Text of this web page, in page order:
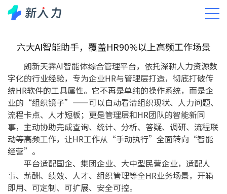
产品AIDHR
六大AI智能助手，覆盖HR90%以上高频工作场景
朗新天霁AI智能体综合管理平台，依托深耕人力资源数
字化的行业经验，专为企业HR与管理层打造，彻底打破传
统HR软件的工具属性。它不再是单纯的操作系统，而是企
业的“组织镜子”——可以自动看清组织现状、人力问题、
流程卡点、人才短板；更是管理层和HR团队的智能新同
事，主动协助完成查询、统计、分析、答疑、调研、流程联
动等高频工作，让HR工作从“手动执行”全面转向“智能
经营”。
平台适配国企、集团企业、大中型民营企业，适配人
事、薪酬、绩效、人才、组织管理等全HR业务场景，开箱
即用、可定制、可扩展、安全可控。